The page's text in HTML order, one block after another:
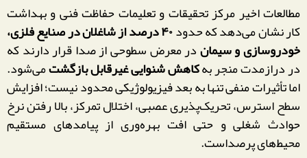
مطالعات اخیر مرکز تحقیقات و تعلیمات حفاظت فنی و بهداشت
کار نشان می‌دهد که حدود ۴۰ درصد از شاغلان در صنایع فلزی،
خودروسازی و سیماندر معرض سطوحی از صدا قرار دارند که
در درازمدت منجر بهکاهش شنوایی غیرقابل بازگشتمی‌شود.
اما تأثیرات منفی تنها به بعد فیزیولوژیکی محدود نیست؛ افزایش
سطح استرس، تحریک‌پذیری عصبی، اختلال تمرکز، بالا رفتن نرخ
حوادث شغلی و حتی افت بهره‌وری از پیامدهای مستقیم
محیط‌های پرصداست.